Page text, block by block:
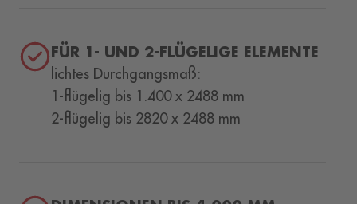
FÜR 1- UND 2-FLÜGELIGE ELEMENTE
lichtes Durchgangsmaß:
1-flügelig bis 1.400 x 2488 mm
2-flügelig bis 2820 x 2488 mm